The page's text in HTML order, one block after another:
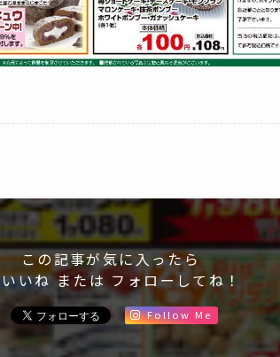
この記事が気に入ったら
いね または フォローしてね！
Follow Me